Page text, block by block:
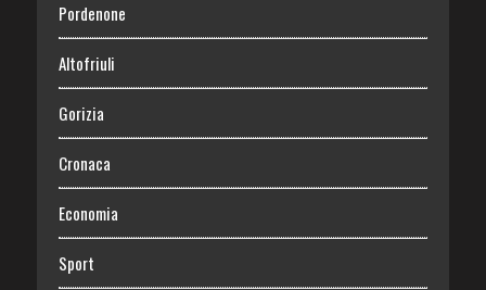
Pordenone
Altofriuli
Gorizia
Cronaca
Economia
Sport